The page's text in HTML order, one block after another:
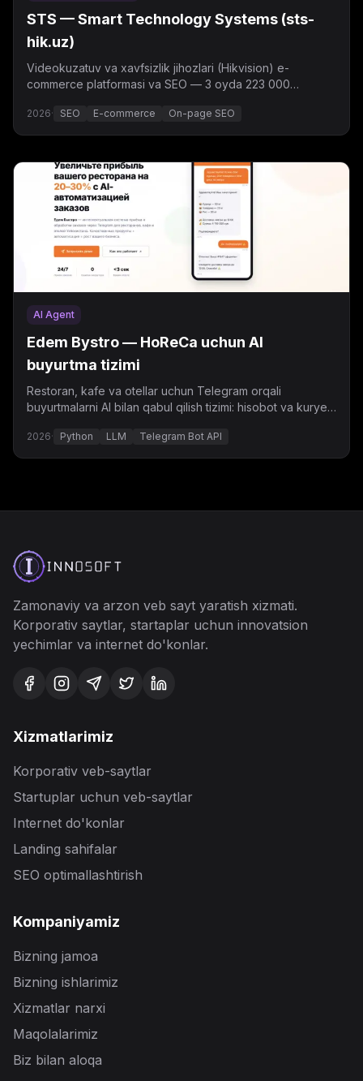
STS — Smart Technology Systems (sts-
hik.uz)
Videokuzatuv va xavfsizlik jihozlari (Hikvision) e-
commerce platformasi va SEO — 3 oyda 223 000
2026· SEO E-commerce On-page SEO
AI Agent
Edem Bystro — HoReCa uchun AI
buyurtma tizimi
Restoran, kafe va otellar uchun Telegram orqali
buyurtmalarni AI bilan qabul qilish tizimi: hisobot va kuryer
2026· Python LLM Telegram Bot API
Zamonaviy va arzon veb sayt yaratish xizmati.
Korporativ saytlar, startaplar uchun innovatsion
yechimlar va internet do'konlar.
Xizmatlarimiz
Korporativ veb-saytlar
Startuplar uchun veb-saytlar
Internet do'konlar
Landing sahifalar
SEO optimallashtirish
Kompaniyamiz
Bizning jamoa
Bizning ishlarimiz
Xizmatlar narxi
Maqolalarimiz
Biz bilan aloqa